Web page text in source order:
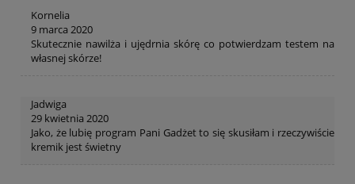
Kornelia
9 marca 2020
Skutecznie nawilża i ujędrnia skórę co potwierdzam testem na
własnej skórze!
Jadwiga
29 kwietnia 2020
Jako, że lubię program Pani Gadżet to się skusiłam i rzeczywiście
kremik jest świetny